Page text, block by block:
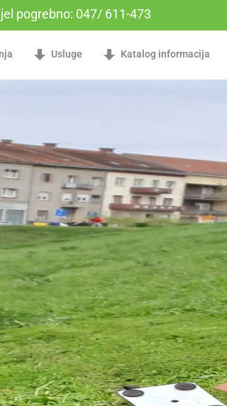
pogrebno: 047/ 611-473
Usluge Katalog informacija